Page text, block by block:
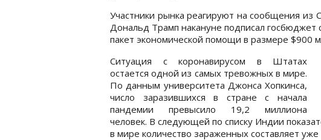
Участники рынка реагируют на сообщения
Дональд Трамп накануне подписал
пакет экономической помощи в размере $900
Ситуация с коронавирусом в Штатах
остается одной из самых тревожных в мире.
По данным университета Джонса Хопкинса,
число заразившихся в стране с начала
пандемии превысило 19,2 миллиона
человек. В следующей по списку Индии
в мире количество зараженных составляет